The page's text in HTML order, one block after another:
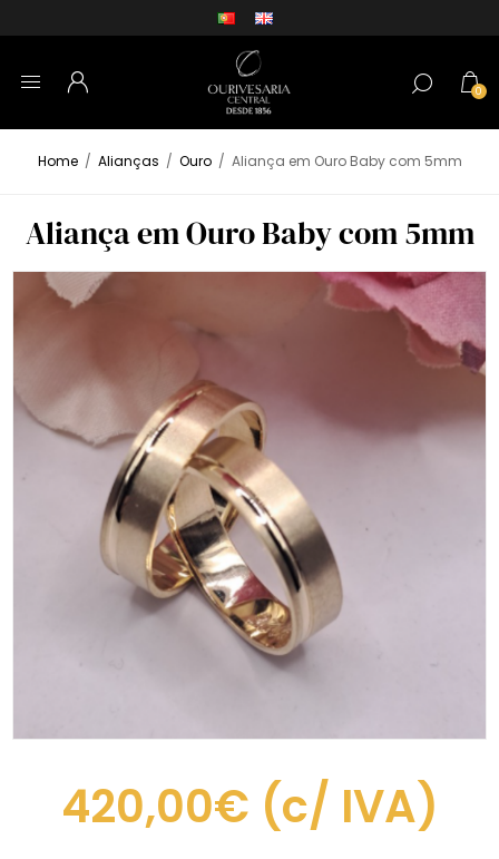
0
Home / Alianças / Ouro / Aliança em Ouro Baby com 5mm
Aliança em Ouro Baby com 5mm
420,00€ (c/ IVA)